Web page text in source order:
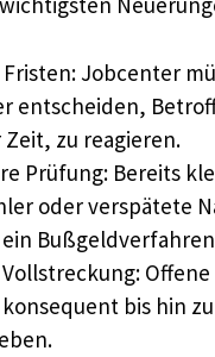
Jobcenter
entscheiden,
zu reagieren.
Prüfung: Bereits
oder verspätete
bis hin